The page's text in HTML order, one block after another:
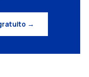
→